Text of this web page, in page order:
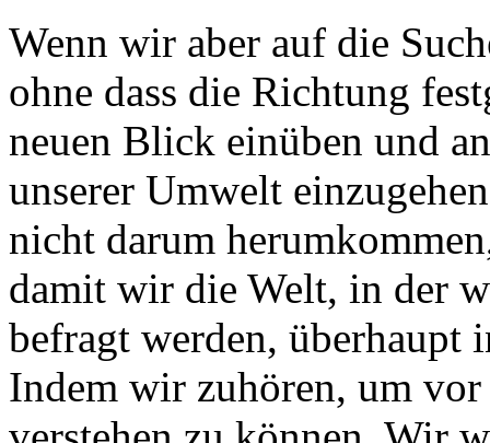
Wenn wir aber auf die
ohne dass die Richtung
neuen Blick einüben und
unserer Umwelt
nicht darum
damit wir die Welt, in der
befragt werden, überhaupt
Indem wir zuhören, um